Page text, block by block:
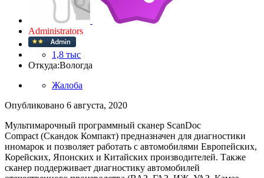
Administrators
1,8 тыс
Откуда:Вологда
Жалоба
Опубликовано 6 августа, 2020
Мультимарочный программный сканер ScanDoc
Compact (Скандок Компакт) предназначен для диагностики
иномарок и позволяет работать с автомобилями Европейских,
Корейских, Японских и Китайских производителей. Также
сканер поддерживает диагностику автомобилей